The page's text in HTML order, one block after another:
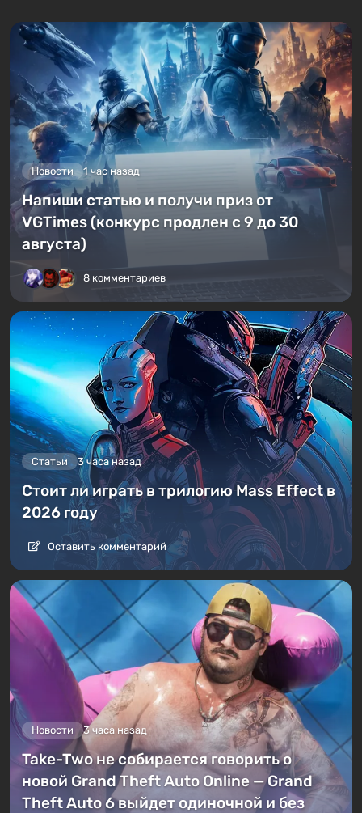
Новости 1 час назад
Напиши статью и получи приз от
VGTimes (конкурс продлен с 9 до 30
августа)
8 комментариев
Статьи 3 часа назад
Стоит ли играть в трилогию Mass Effect в
2026 году
Оставить комментарий
Новости 3 часа назад
Take-Two не собирается говорить о
новой Grand Theft Auto Online — Grand
Theft Auto 6 выйдет одиночной и без